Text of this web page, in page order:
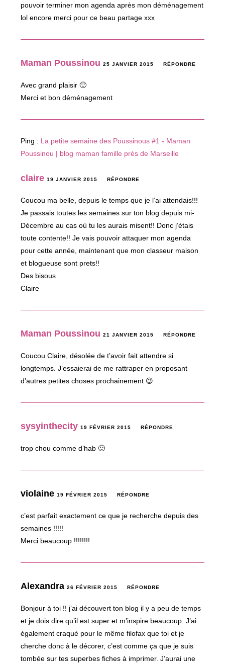
pouvoir terminer mon agenda après mon déménagement
lol encore merci pour ce beau partage xxx
Maman Poussinou 25 JANVIER 2015 RÉPONDRE
Avec grand plaisir 🙂
Merci et bon déménagement
Ping : La petite semaine des Poussinous #1 - Maman
Poussinou | blog maman famille près de Marseille
claire 19 JANVIER 2015 RÉPONDRE
Coucou ma belle, depuis le temps que je l’ai attendais!!!
Je passais toutes les semaines sur ton blog depuis mi-
Décembre au cas où tu les aurais misent!! Donc j’étais
toute contente!! Je vais pouvoir attaquer mon agenda
pour cette année, maintenant que mon classeur maison
et blogueuse sont prets!!
Des bisous
Claire
Maman Poussinou 21 JANVIER 2015 RÉPONDRE
Coucou Claire, désolée de t’avoir fait attendre si
longtemps. J’essaierai de me rattraper en proposant
d’autres petites choses prochainement 😉
sysyinthecity 19 FÉVRIER 2015 RÉPONDRE
trop chou comme d’hab 🙂
violaine19 FÉVRIER 2015 RÉPONDRE
c’est parfait exactement ce que je recherche depuis des
semaines !!!!!
Merci beaucoup !!!!!!!!
Alexandra26 FÉVRIER 2015 RÉPONDRE
Bonjour à toi !! j’ai découvert ton blog il y a peu de temps
et je dois dire qu’il est super et m’inspire beaucoup. J’ai
également craqué pour le même filofax que toi et je
cherche donc à le décorer, c’est comme ça que je suis
tombée sur tes superbes fiches à imprimer. J’aurai une